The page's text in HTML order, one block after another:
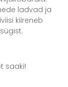
ladvad ja
kiireneb
saaki!